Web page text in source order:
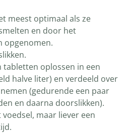
meest optimaal als ze
en door het
opgenomen.
tabletten oplossen in een
halve liter) en verdeeld over
(gedurende een paar
en daarna doorslikken).
maar liever een